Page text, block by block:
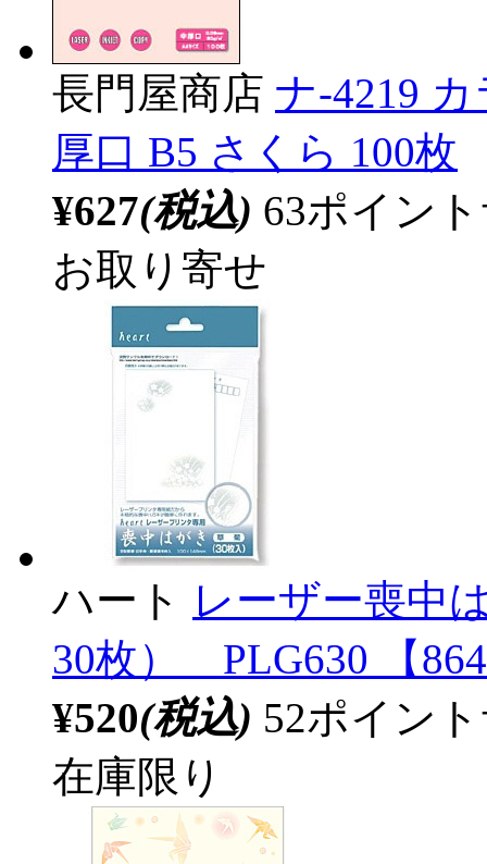
長門屋商店 ナ-4219
厚口 B5 さくら 100枚
¥627(税込) 63ポイン
お取り寄せ
ハート
レーザー喪中
30枚） PLG630 【
¥520(税込) 52ポイン
在庫限り